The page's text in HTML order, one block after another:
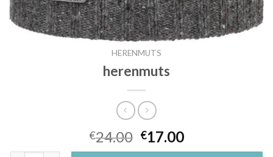
HERENMUTS
herenmuts
€24.00 €17.00